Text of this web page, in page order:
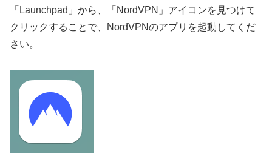
「Launchpad」から、「NordVPN」アイコンを見つけて
クリックすることで、NordVPNのアプリを起動してくだ
さい。